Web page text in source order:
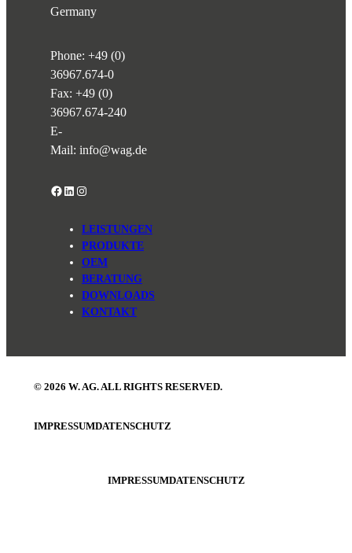
Germany
Phone: +49 (0)
36967.674-0
Fax: +49 (0)
36967.674-240
E-
Mail: info@wag.de
Facebook
LinkedIn
Instagram
LEISTUNGEN
PRODUKTE
OEM
BERATUNG
DOWNLOADS
KONTAKT
© 2026 W. AG. ALL RIGHTS RESERVED.
IMPRESSUMDATENSCHUTZ
IMPRESSUMDATENSCHUTZ